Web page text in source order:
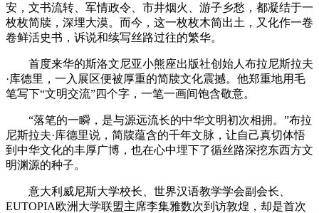
安，文书流转、军情政令、市井烟火、游子乡愁，都凝结于一
枚枚简牍，深埋大漠。而今，这一枚枚木简出土，又化作一卷
卷鲜活史书，诉说和续写丝路过往的繁华。
首度来华的斯洛文尼亚小熊座出版社创始人布拉尼斯拉夫
·库德里，一入展区便被厚重的简牍文化震撼。他郑重地用毛
笔写下“文明交流”四个字，一笔一画间饱含敬意。
“落笔的一瞬，是与源远流长的中华文明初次相拥。”布拉
尼斯拉夫·库德里说，简牍蕴含的千年文脉，让自己真切体悟
到中华文化的丰厚广博，也在心中埋下了循丝路深挖东西方文
明渊源的种子。
意大利威尼斯大学校长、世界汉语教学学会副会长、
EUTOPIA欧洲大学联盟主席李集雅数次到访敦煌，却是首次